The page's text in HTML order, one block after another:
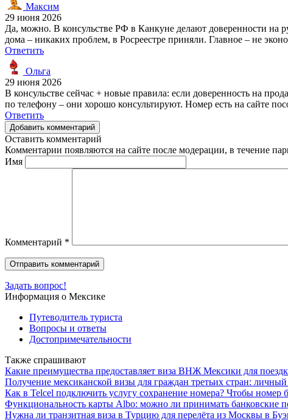
Максим
29 июня 2026
Да, можно. В консульстве РФ в Канкуне делают доверенности на
дома – никаких проблем, в Росреестре приняли. Главное – не
Ответить
Ольга
29 июня 2026
В консульстве сейчас + новые правила: если доверенность на
по телефону – они хорошо консультируют. Номер есть на сайте
Ответить
Добавить комментарий
Оставить комментарий
Комментарии появляются на сайте после модерации, в течение
Имя
Комментарий *
Задать вопрос!
Информация о Мексике
Путеводитель туриста
Вопросы и ответы
Достопримечательности
Также спрашивают
Какие преимущества предоставляет виза ВНЖ Мексики для
Получение мексиканской визы для граждан третьих стран:
Как в Telcel подключить услугу сохранение номера? Чтобы номер
Функциональность карты Albo: можно ли принимать банковские
Нужна ли транзитная виза в Турцию для перелёта из Москвы в